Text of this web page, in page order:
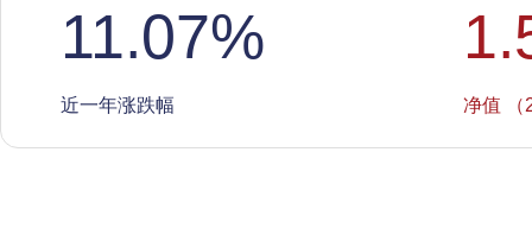
11.07%
近一年涨跌幅 净值 （